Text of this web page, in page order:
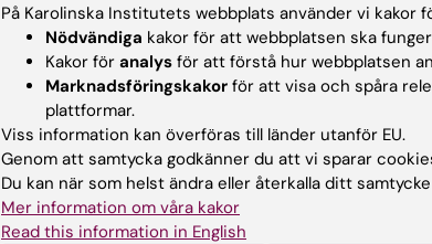
Uppdaterad av:
Webb Admin 2014-02-05
Dela
Relaterade artiklar
På Karolinska Institutets webbplats använder vi kakor
Nödvändiga kakor för att webbplatsen ska
Kakor för analys för att förstå hur webbplatsen
Marknadsföringskakor för att visa och spåra
plattformar.
Viss information kan överföras till länder utanför EU.
Genom att samtycka godkänner du att vi sparar
Du kan när som helst ändra eller återkalla ditt
Mer information om våra kakor
Read this information in English